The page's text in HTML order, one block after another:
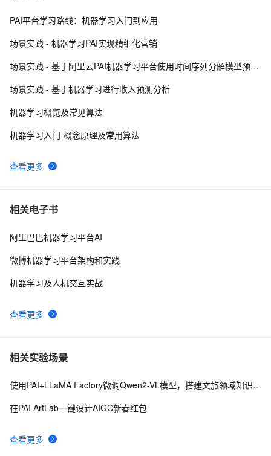
8 探索人工智能的伦理困境：我们如何确保AI的道德发展？
10云计算人工智能服务（阿里）|学习笔记
查看更多
PAI平台学习路线：机器学习入门到应用
场景实践 - 机器学习PAI实现精细化营销
场景实践 - 基于阿里云PAI机器学习平台使用时间序列分解模型预测商品销量
场景实践 - 基于机器学习进行收入预测分析
机器学习概览及常见算法
机器学习入门-概念原理及常用算法
相关电子书
查看更多
阿里巴巴机器学习平台AI
微博机器学习平台架构和实践
机器学习及人机交互实战
相关实验场景
查看更多
使用PAI+LLaMA Factory微调Qwen2-VL模型，搭建文旅领域知识问答机器人
在PAI ArtLab一键设计AIGC新春红包